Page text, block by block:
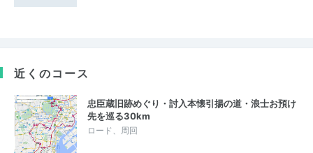
近くのコース
忠臣蔵旧跡めぐり・討入本懐引揚の道・浪士お預け
先を巡る30km
ロード、周回